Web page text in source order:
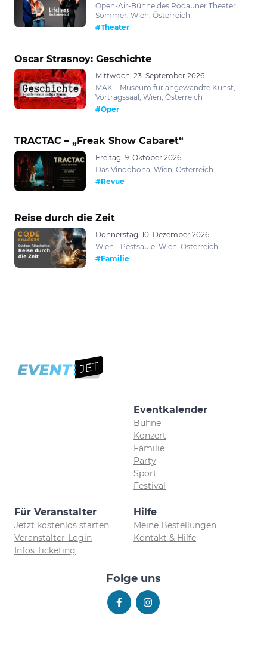
Open-Air-Bühne des Rodauner Theater
Sommer, Wien, Österreich
#Theater
Oscar Strasnoy: Geschichte
Mittwoch, 23. September 2026
MAK – Museum für angewandte Kunst,
Vortragssaal, Wien, Österreich
#Oper
TRACTAC – „Freak Show Cabaret“
Freitag, 9. Oktober 2026
Das Vindobona, Wien, Österreich
#Revue
Reise durch die Zeit
Donnerstag, 10. Dezember 2026
Wien - Pestsäule, Wien, Österreich
#Familie
Eventkalender
Bühne
Konzert
Familie
Party
Sport
Festival
Für Veranstalter
Jetzt kostenlos starten
Veranstalter-Login
Infos Ticketing
Hilfe
Meine Bestellungen
Kontakt & Hilfe
Folge uns